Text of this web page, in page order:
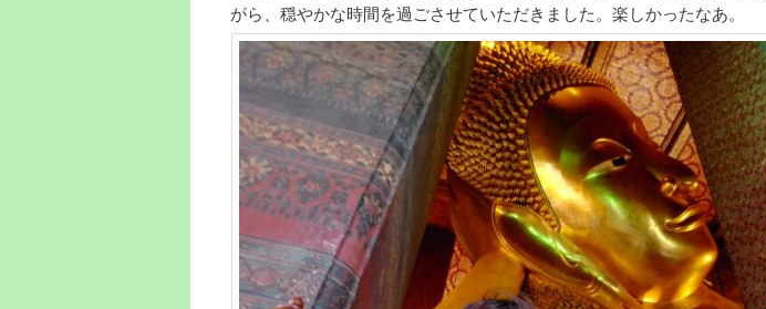
がら、穏やかな時間を過ごさせていただきました。楽しかったなあ。